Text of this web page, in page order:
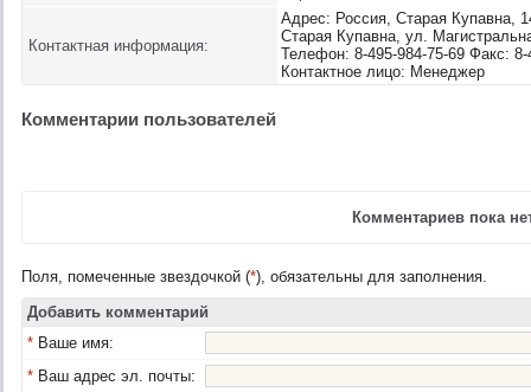
Контактная информация:
Адрес: Россия, Старая Купавна,
Старая Купавна, ул.
Телефон: 8-495-984-75-69 Факс: 8-
Контактное лицо: Менеджер
Комментарии пользователей
Комментариев пока
Поля, помеченные звездочкой (*), обязательны для заполнения.
Добавить комментарий
* Ваше имя:
* Ваш адрес эл. почты: